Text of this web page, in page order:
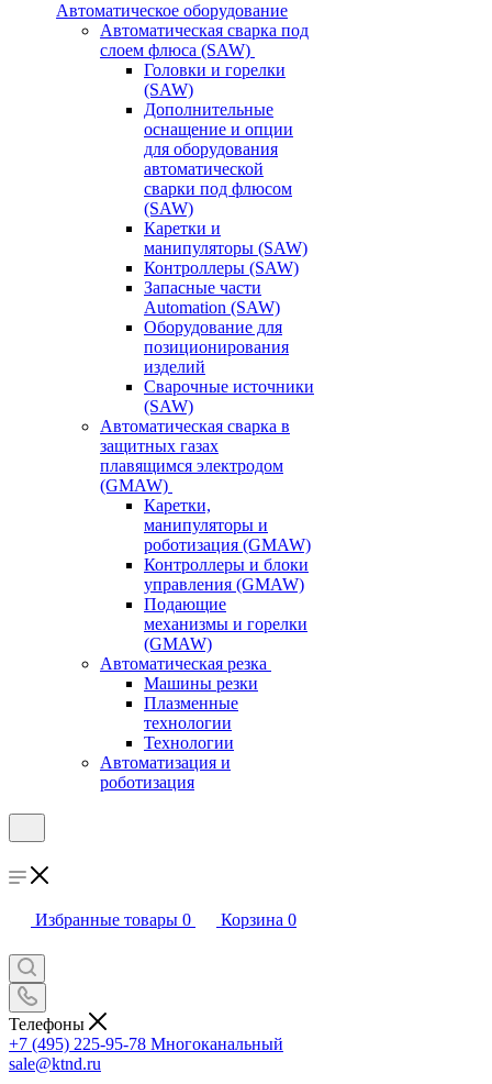
Автоматическое оборудование
Автоматическая сварка под
слоем флюса (SAW)
Головки и горелки
(SAW)
Дополнительные
оснащение и опции
для оборудования
автоматической
сварки под флюсом
(SAW)
Каретки и
манипуляторы (SAW)
Контроллеры (SAW)
Запасные части
Automation (SAW)
Оборудование для
позиционирования
изделий
Сварочные источники
(SAW)
Автоматическая сварка в
защитных газах
плавящимся электродом
(GMAW)
Каретки,
манипуляторы и
роботизация (GMAW)
Контроллеры и блоки
управления (GMAW)
Подающие
механизмы и горелки
(GMAW)
Автоматическая резка
Машины резки
Плазменные
технологии
Технологии
Автоматизация и
роботизация
Избранные товары 0 Корзина 0
Телефоны
+7 (495) 225-95-78 Многоканальный
sale@ktnd.ru